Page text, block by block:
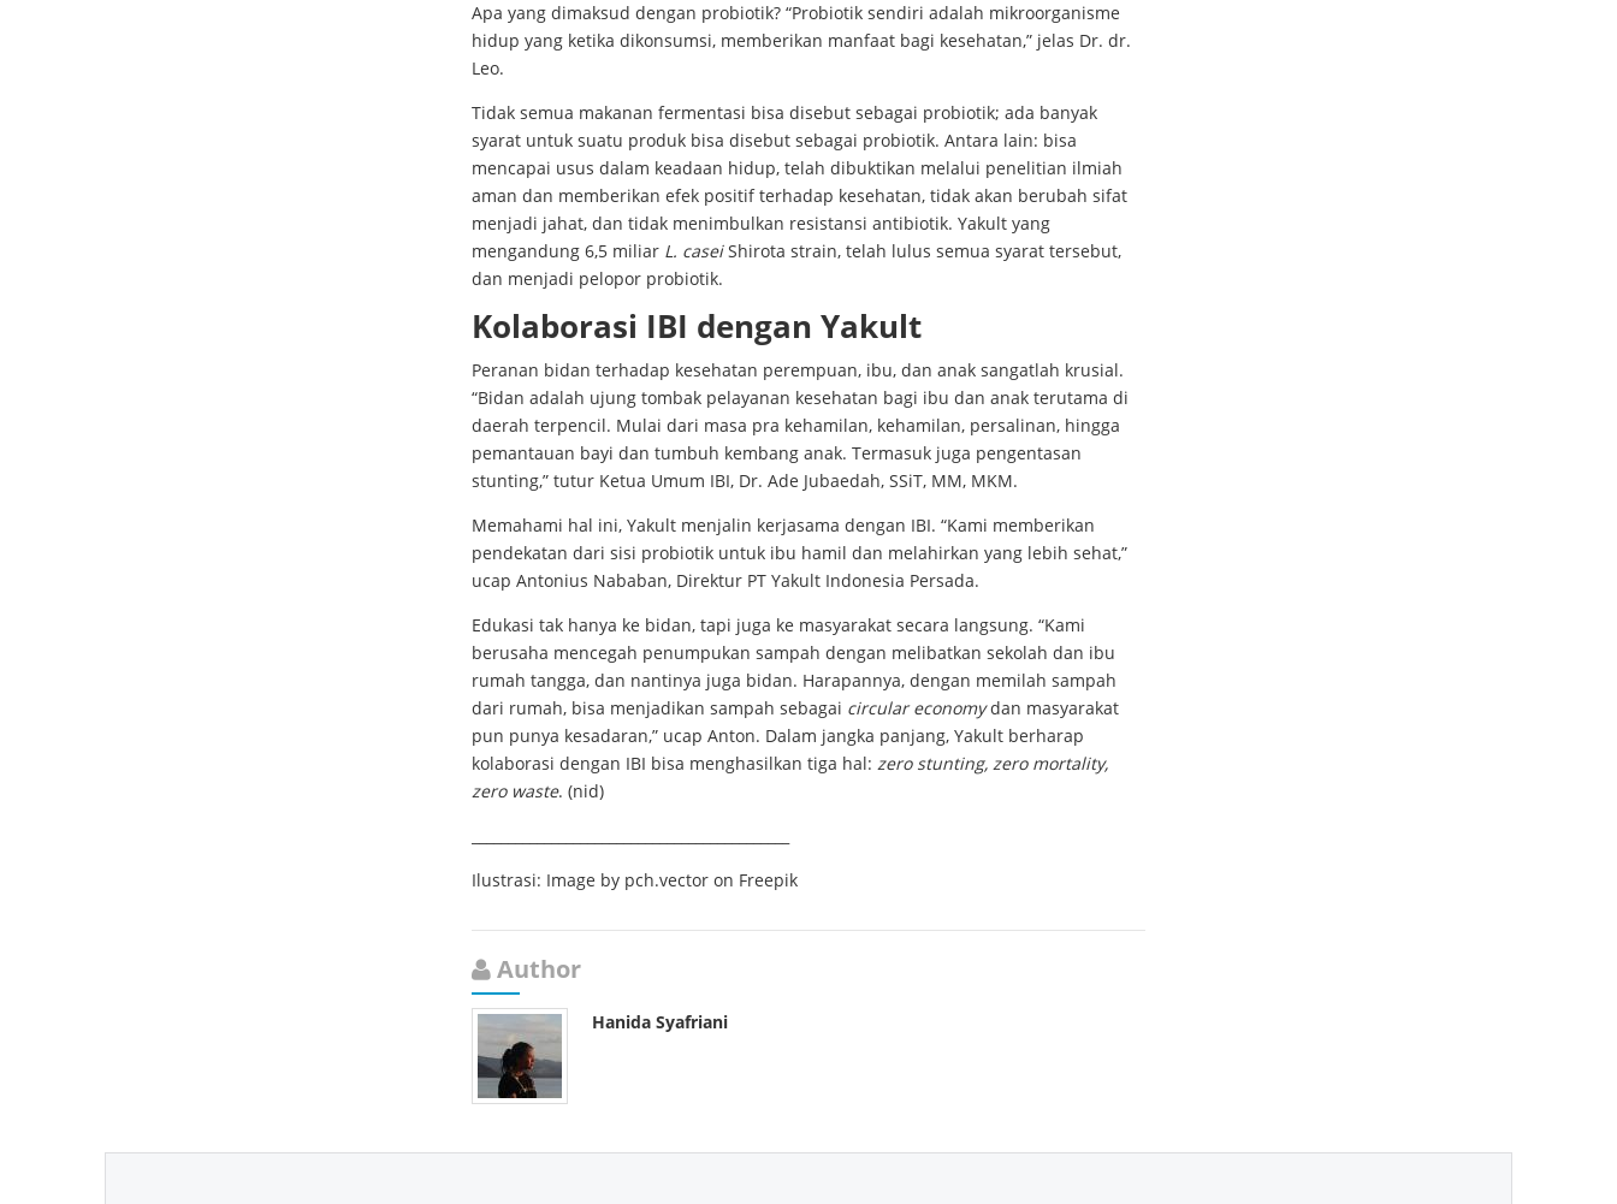
Apa yang dimaksud dengan probiotik? “Probiotik sendiri adalah mikroorganisme
hidup yang ketika dikonsumsi, memberikan manfaat bagi kesehatan,” jelas Dr. dr.
Leo.
Tidak semua makanan fermentasi bisa disebut sebagai probiotik; ada banyak
syarat untuk suatu produk bisa disebut sebagai probiotik. Antara lain: bisa
mencapai usus dalam keadaan hidup, telah dibuktikan melalui penelitian ilmiah
aman dan memberikan efek positif terhadap kesehatan, tidak akan berubah sifat
menjadi jahat, dan tidak menimbulkan resistansi antibiotik. Yakult yang
mengandung 6,5 miliar L. caseiShirota strain, telah lulus semua syarat tersebut,
dan menjadi pelopor probiotik.
Kolaborasi IBI dengan Yakult
Peranan bidan terhadap kesehatan perempuan, ibu, dan anak sangatlah krusial.
“Bidan adalah ujung tombak pelayanan kesehatan bagi ibu dan anak terutama di
daerah terpencil. Mulai dari masa pra kehamilan, kehamilan, persalinan, hingga
pemantauan bayi dan tumbuh kembang anak. Termasuk juga pengentasan
stunting,” tutur Ketua Umum IBI, Dr. Ade Jubaedah, SSiT, MM, MKM.
Memahami hal ini, Yakult menjalin kerjasama dengan IBI. “Kami memberikan
pendekatan dari sisi probiotik untuk ibu hamil dan melahirkan yang lebih sehat,”
ucap Antonius Nababan, Direktur PT Yakult Indonesia Persada.
Edukasi tak hanya ke bidan, tapi juga ke masyarakat secara langsung. “Kami
berusaha mencegah penumpukan sampah dengan melibatkan sekolah dan ibu
rumah tangga, dan nantinya juga bidan. Harapannya, dengan memilah sampah
dari rumah, bisa menjadikan sampah sebagai circular economydan masyarakat
pun punya kesadaran,” ucap Anton. Dalam jangka panjang, Yakult berharap
kolaborasi dengan IBI bisa menghasilkan tiga hal: zero stunting, zero mortality,
zero waste. (nid)
Ilustrasi: Image by pch.vector on Freepik
Author
Hanida Syafriani